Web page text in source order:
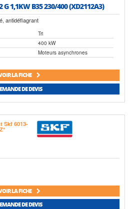
1,1KW B35 230/400 (XD2112A3)
antidéflagrant
Tri
400 kW
Moteurs asynchrones
LA FICHE
DE DEVIS
LA FICHE
DE DEVIS